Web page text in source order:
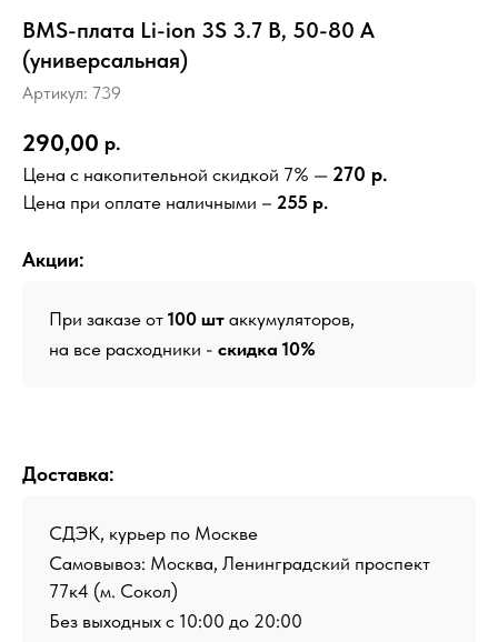
BMS-плата Li-ion 3S 3.7 В, 50-80 А
(универсальная)
Артикул: 739
290,00 р.
Цена с накопительной скидкой 7% — 270 р.
Цена при оплате наличными – 255 р.
Акции:
При заказе от 100 шт аккумуляторов,
на все расходники - скидка 10%
Доставка:
СДЭК, курьер по Москве
Самовывоз: Москва, Ленинградский проспект
77к4 (м. Сокол)
Без выходных с 10:00 до 20:00